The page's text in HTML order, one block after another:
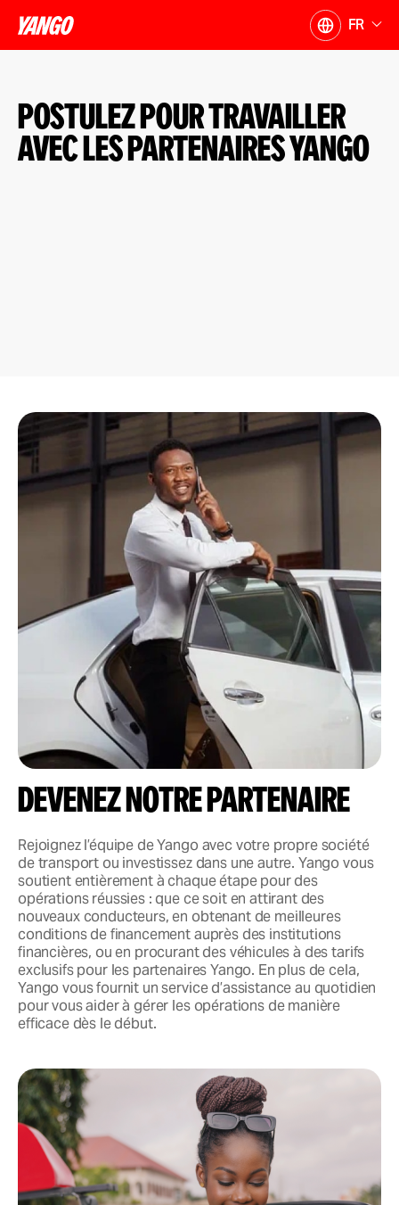
FR
Postulez pour travailler
avec les partenaires Yango
Devenez notre partenaire
Rejoignez l’équipe de Yango avec votre propre société
de transport ou investissez dans une autre. Yango vous
soutient entièrement à chaque étape pour des
opérations réussies : que ce soit en attirant des
nouveaux conducteurs, en obtenant de meilleures
conditions de financement auprès des institutions
financières, ou en procurant des véhicules à des tarifs
exclusifs pour les partenaires Yango. En plus de cela,
Yango vous fournit un service d’assistance au quotidien
pour vous aider à gérer les opérations de manière
efficace dès le début.